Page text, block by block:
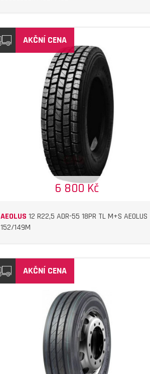
AKČNÍ CENA
6 800 Kč
AEOLUS 12 R22,5 ADR-55 18PR TL M+S AEOLUS
152/149M
DETAIL
AKČNÍ CENA
DETAIL